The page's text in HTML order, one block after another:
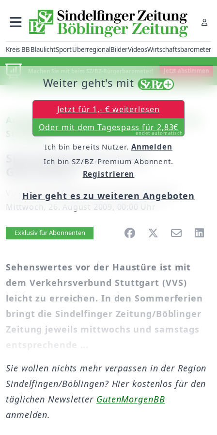
Kreis BBBlaulichtSportÜberregionalBilderVideosWirtschaftsbarometer
Machen Sie mit beim SZ/BZ-Bürgerbarometer! Jetzt abstimmen
Ausflüge mit dem VVS (7): Hemmingen im
Strohgäu
Spaziergang durch die
Vonunserem Mitarbeiter Georg Schramm
Mittwoch, 26. August 2009, 00:00 Uhr
Artikel vorlesen
Exklusiv für Abonnenten
Sehenswertes vor der Haustüre ist mit
dem Verkehrsverbund Stuttgart (VVS)
leicht zu erreichen. In den Sommerferien
bringt die Sindelfinger Zeitung/Böblinger
Zeitung jeweils mittwochs und samstags
entsprechende ...
Weiter geht's mit
Jetzt für 1,- € weiterlesen
Oder mit dem Tagespass für 2,83€
endet automatisch
Ich bin bereits Nutzer. Anmelden
Ich bin SZ/BZ-Premium Abonnent.
Registrieren
Hier geht es zu weiteren Angeboten
Sie wollen nichts mehr verpassen in der Region
Sindelfingen/Böblingen? Hier kostenlos für den
täglichen Newsletter GutenMorgenBB
anmelden.